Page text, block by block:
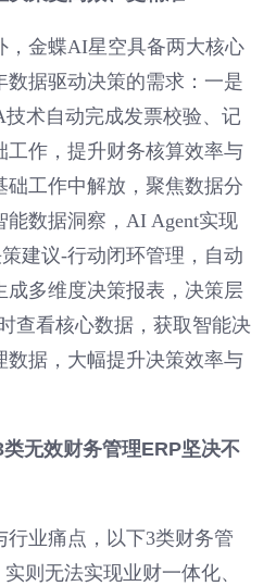
，金蝶AI星空具备两大核心
数据驱动决策的需求：一是
术自动完成发票校验、记
工作，提升财务核算效率与
础工作中解放，聚焦数据分
数据洞察，AI Agent实现
建议-行动闭环管理，自动
成多维度决策报表，决策层
查看核心数据，获取智能决
数据，大幅提升决策效率与
无效财务管理ERP坚决不
行业痛点，以下3类财务管
则无法实现业财一体化、